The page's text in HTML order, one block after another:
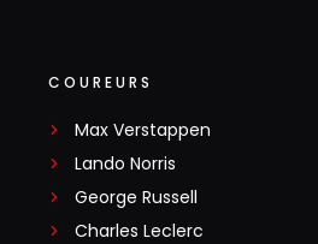
COUREURS
Max Verstappen
Lando Norris
George Russell
Charles Leclerc